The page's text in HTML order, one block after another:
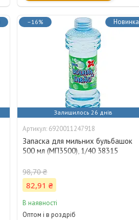
–16%
Залишилось 26 днів
Новинка
6920011247918
Запаска для мильних бульбашок
500 мл (МП3500), 1/40 38315
98,70 ₴
82,91 ₴
В наявності
Оптом і в роздріб